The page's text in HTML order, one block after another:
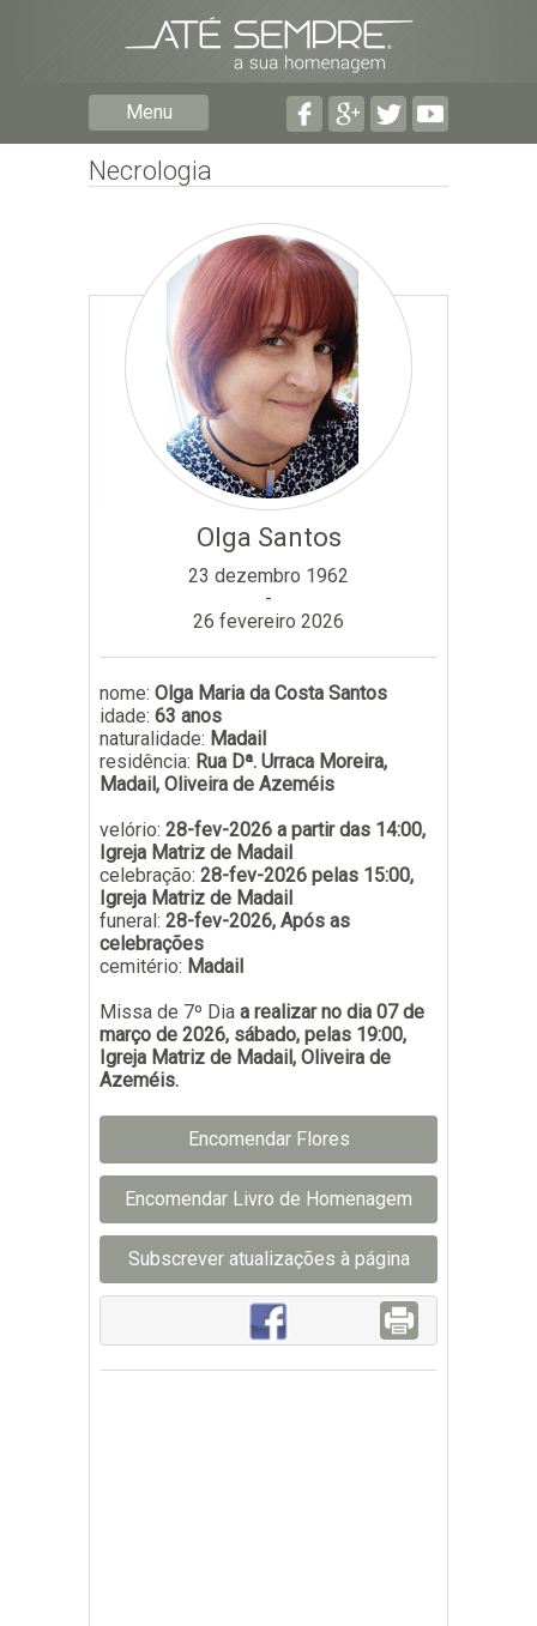
Menu
Necrologia
Olga Santos
23 dezembro 1962
-
26 fevereiro 2026
nome: Olga Maria da Costa Santos
idade: 63 anos
naturalidade: Madail
residência: Rua Dª. Urraca Moreira,
Madail, Oliveira de Azeméis
velório: 28-fev-2026 a partir das 14:00,
Igreja Matriz de Madail
celebração: 28-fev-2026 pelas 15:00,
Igreja Matriz de Madail
funeral: 28-fev-2026, Após as
celebrações
cemitério: Madail
Missa de 7º Dia a realizar no dia 07 de
março de 2026, sábado, pelas 19:00,
Igreja Matriz de Madail, Oliveira de
Azeméis.
Encomendar Flores
Encomendar Livro de Homenagem
Subscrever atualizações à página
Preencha o formulário seguinte para ser notificado de
falecimentos em determinado concelho.
Subscrever
Preencha os seguintes campos com a informação mais
pormenorizada possível: